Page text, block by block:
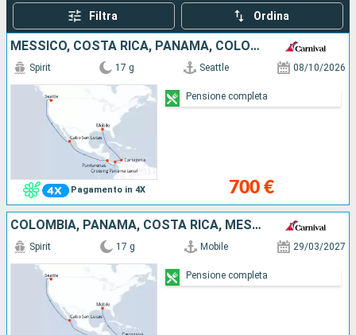
Filtra Ordina
MESSICO, COSTA RICA, PANAMA, COLOMBIA, STATI UNITI
Pagamento in 4X
Spirit 17 g Seattle 08/10/2026
700 €
Pensione completa
COLOMBIA, PANAMA, COSTA RICA, MESSICO, STATI UNITI
Spirit 17 g Mobile 29/03/2027
Pensione completa